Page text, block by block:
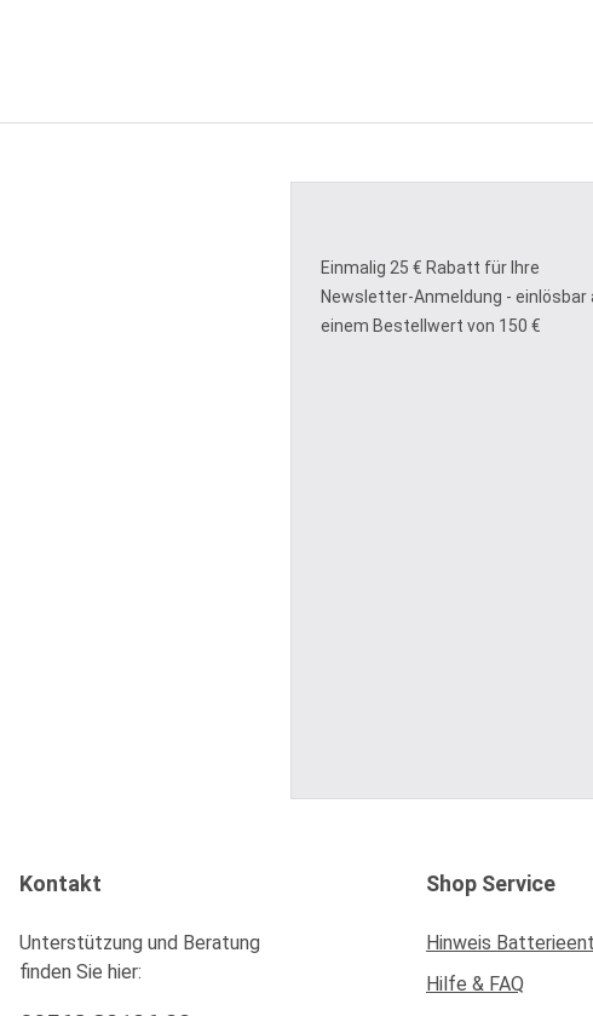
Einmalig 25 € Rabatt für Ihre
Newsletter-Anmeldung - einlösbar
einem Bestellwert von 150 €
Kontakt
Unterstützung und Beratung
finden Sie hier:
Shop Service
Hinweis
Hilfe & FAQ